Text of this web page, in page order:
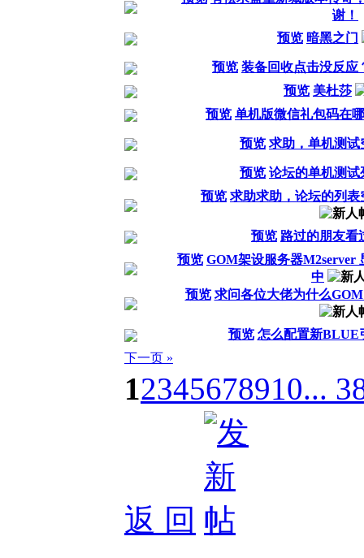
谢！
预览 暗黑之门
预览 装备回收点击没反应
预览 美杜莎
预览 单机版微信礼包码在
预览 求助，单机测
预览 论坛的单机测
预览 求助求助，论坛的列
预览 路过的朋友看
预览 GOM架设服务器M2server
中
预览 求问各位大佬为什么
预览 怎么配置新BLUE
下一页 »
12345678910...
返 回